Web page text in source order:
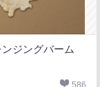
ジングバーム
586